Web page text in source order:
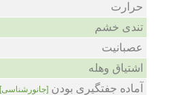
حرارت
تندی خشم
عصبانیت
اشتیاق وهله
آماده جفتگیری بودن [جانورشناسی]